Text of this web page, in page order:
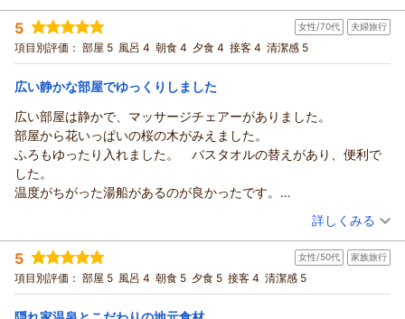
フの対応や気遣いにつきまして温かいお言葉を頂戴し、大変嬉
しく拝読いたしました。ご滞在中、ストレスなくお過ごしいた
だけたとのこと、何よりでございます。
ぜひまた季節を変えてお越しくださいませ。再びお会いできま
す日を、スタッフ一同心よりお待ちしております。
（返信日：2026/05/15）
投稿者： あきちゃんさん(男性/60代)
宿泊プラン： 【ペットと一緒に】のんびりゆったり温泉旅行を楽しもう！◆
旬の会席◆茶々の華
和室 朝・夕
宿泊価格帯： 29,001～30,000円(大人一人あたり/税込)
この度はご宿泊いただき、またご感想をお寄せいただき誠にあ
りがとうございます。
ペットとご一緒にお過ごしいただける宿として当館をお選びい
ただき、大変嬉しく思っております。
GWの時期を少しずらしてのご利用とのこと、ゆったりとした
お部屋の広さについてご満足いただけたようで何よりです。
また機会がございましたら、ぜひワンちゃんとご一緒にお越し
くださいませ。
スタッフ一同、心よりお待ちしております。
5 女性/70代 夫婦旅行
項目別評価： 部屋 5 風呂 4 朝食 4 夕食 4 接客 4 清潔感 5
広い静かな部屋でゆっくりしました
広い部屋は静かで、マッサージチェアーがありました。
部屋から花いっぱいの桜の木がみえました。
ふろもゆったり入れました。 バスタオルの替えがあり、便利で
した。
温度がちがった湯船があるのが良かったです。
（投稿日：2026/05/03）
宿泊時期： 2026年04月宿泊 (夫婦旅行)
投稿者： koucyaさん
宿泊プラン： 豊臣秀吉・豊臣秀長ゆかりの地【戦国の地！小谷城】歴史資料
館入館券付き◆季節の会席料理・茶々の華
和洋室 朝・夕
宿泊価格帯： 25,001～26,000円(大人一人あたり/税込)
詳しくみる
5 女性/50代 家族旅行
項目別評価： 部屋 5 風呂 4 朝食 5 夕食 5 接客 4 清潔感 5